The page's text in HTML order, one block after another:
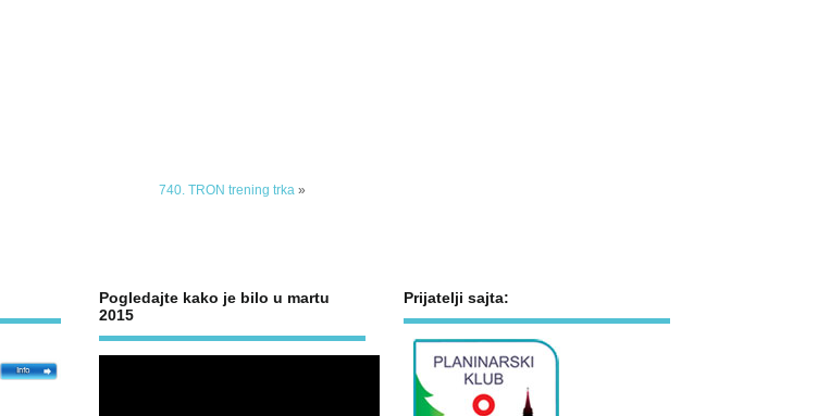
740. TRON trening trka »
Pogledajte kako je bilo u martu
2015
Prijatelji sajta: